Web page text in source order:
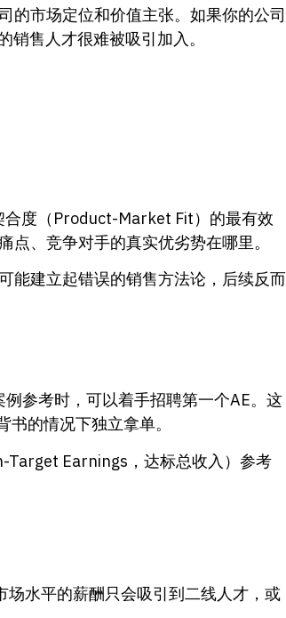
的市场定位和价值主张。如果你的公司
销售人才很难被吸引加入。
合度（Product-Market Fit）的最有效
、竞争对手的真实优劣势在哪里。
能建立起错误的销售方法论，后续反而
参考时，可以着手招聘第一个AE。这
的情况下独立拿单。
Target Earnings，达标总收入）参考
水平的薪酬只会吸引到二线人才，或